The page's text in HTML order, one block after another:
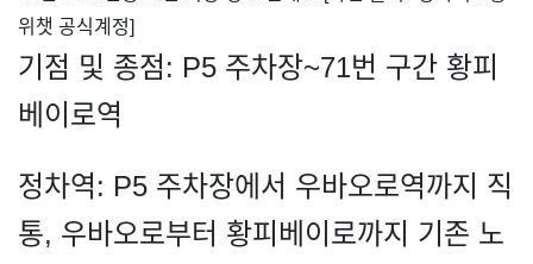
위챗 공식계정]
기점 및 종점: P5 주차장~71번 구간 황피
베이로역
정차역: P5 주차장에서 우바오로역까지 직
통, 우바오로부터 황피베이로까지 기존 노